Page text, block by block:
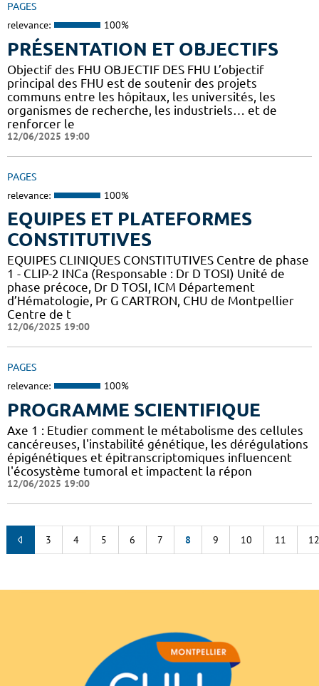
PAGES
relevance: 100%
PRÉSENTATION ET OBJECTIFS
Objectif des FHU OBJECTIF DES FHU L’objectif
principal des FHU est de soutenir des projets
communs entre les hôpitaux, les universités, les
organismes de recherche, les industriels… et de
renforcer le
12/06/2025 19:00
PAGES
relevance: 100%
EQUIPES ET PLATEFORMES
CONSTITUTIVES
EQUIPES CLINIQUES CONSTITUTIVES Centre de phase
1 - CLIP-2 INCa (Responsable : Dr D TOSI) Unité de
phase précoce, Dr D TOSI, ICM Département
d’Hématologie, Pr G CARTRON, CHU de Montpellier
Centre de t
12/06/2025 19:00
PAGES
relevance: 100%
PROGRAMME SCIENTIFIQUE
Axe 1 : Etudier comment le métabolisme des cellules
cancéreuses, l'instabilité génétique, les dérégulations
épigénétiques et épitranscriptomiques influencent
l'écosystème tumoral et impactent la répon
12/06/2025 19:00
3 4 5 6 7 8 9 10 11 12